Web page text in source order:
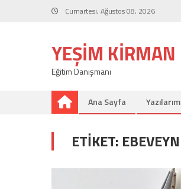
Cumartesi, Ağustos 08, 2026
YEŞIM KIRMAN
Eğitim Danışmanı
Ana Sayfa Yazılarım
ETIKET: